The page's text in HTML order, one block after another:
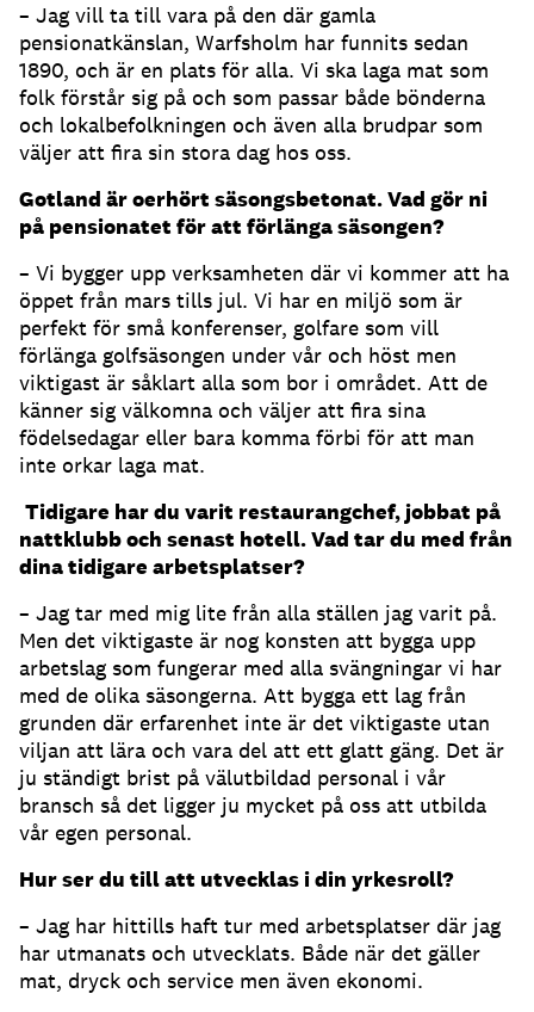
– Jag vill ta till vara på den där gamla
pensionatkänslan, Warfsholm har funnits sedan
1890, och är en plats för alla. Vi ska laga mat som
folk förstår sig på och som passar både bönderna
och lokalbefolkningen och även alla brudpar som
väljer att fira sin stora dag hos oss.
Gotland är oerhört säsongsbetonat. Vad gör ni
på pensionatet för att förlänga säsongen?
– Vi bygger upp verksamheten där vi kommer att ha
öppet från mars tills jul. Vi har en miljö som är
perfekt för små konferenser, golfare som vill
förlänga golfsäsongen under vår och höst men
viktigast är såklart alla som bor i området. Att de
känner sig välkomna och väljer att fira sina
födelsedagar eller bara komma förbi för att man
inte orkar laga mat.
Tidigare har du varit restaurangchef, jobbat på
nattklubb och senast hotell. Vad tar du med från
dina tidigare arbetsplatser?
– Jag tar med mig lite från alla ställen jag varit på.
Men det viktigaste är nog konsten att bygga upp
arbetslag som fungerar med alla svängningar vi har
med de olika säsongerna. Att bygga ett lag från
grunden där erfarenhet inte är det viktigaste utan
viljan att lära och vara del att ett glatt gäng. Det är
ju ständigt brist på välutbildad personal i vår
bransch så det ligger ju mycket på oss att utbilda
vår egen personal.
Hur ser du till att utvecklas i din yrkesroll?
– Jag har hittills haft tur med arbetsplatser där jag
har utmanats och utvecklats. Både när det gäller
mat, dryck och service men även ekonomi.